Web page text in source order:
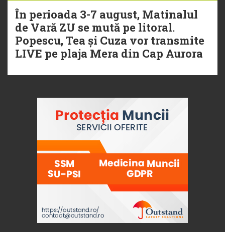
În perioada 3-7 august, Matinalul
de Vară ZU se mută pe litoral.
Popescu, Tea și Cuza vor transmite
LIVE pe plaja Mera din Cap Aurora